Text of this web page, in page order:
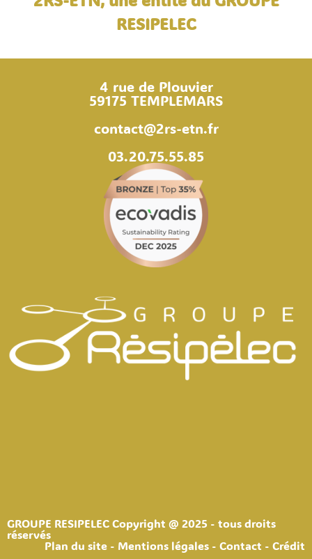
RESIPELEC
4 rue de Plouvier
59175 TEMPLEMARS
contact@2rs-etn.fr
03.20.75.55.85
GROUPE RESIPELEC Copyright @ 2025 - tous droits
réservés
Plan du site - Mentions légales - Contact - Crédit